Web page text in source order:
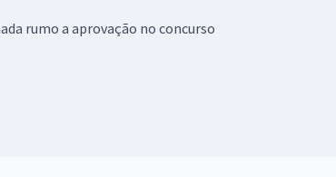
rumo a aprovação no concurso